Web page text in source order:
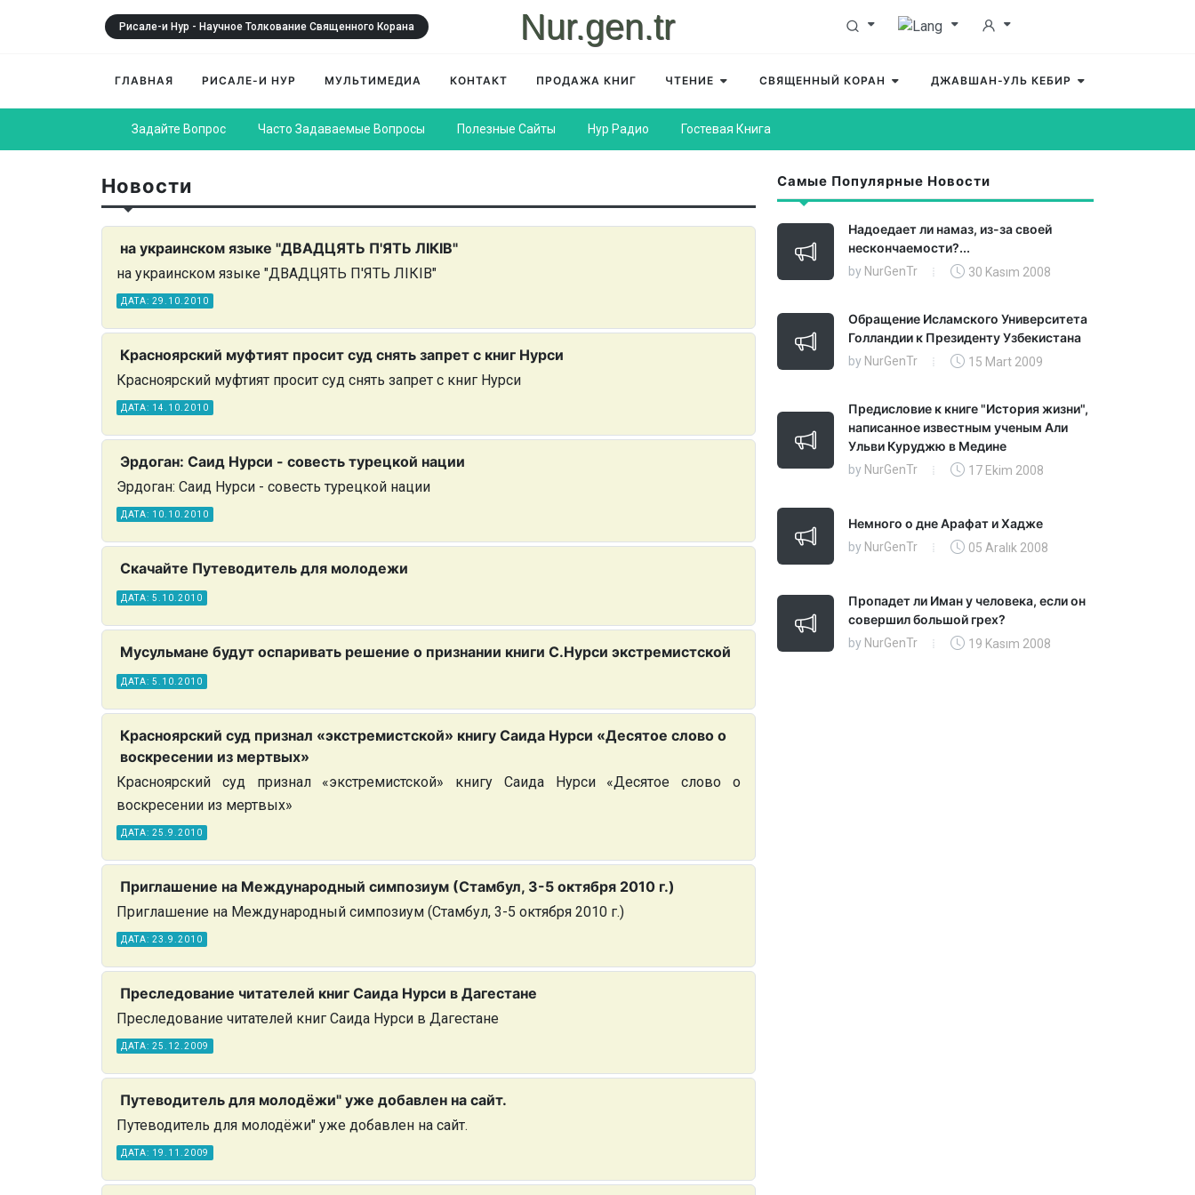
Nur.gen.tr
Рисале-и Нур - Научное Толкование Священного Корана
ГЛАВНАЯ РИСАЛЕ-И НУР МУЛЬТИМЕДИА КОНТАКТ ПРОДАЖА КНИГ ЧТЕНИЕ СВЯЩЕННЫЙ КОРАН ДЖАВШАН-УЛЬ КЕБИР
Задайте Вопрос Часто Задаваемые Вопросы Полезные Сайты Нур Радио Гостевая Книга
Новости
на украинском языке "ДВАДЦЯТЬ П'ЯТЬ ЛІКІВ"
на украинском языке "ДВАДЦЯТЬ П'ЯТЬ ЛІКІВ"
ДАТА: 29.10.2010
Красноярский муфтият просит суд снять запрет с книг Нурси
Красноярский муфтият просит суд снять запрет с книг Нурси
ДАТА: 14.10.2010
Эрдоган: Саид Нурси - совесть турецкой нации
Эрдоган: Саид Нурси - совесть турецкой нации
ДАТА: 10.10.2010
Скачайте Путеводитель для молодежи
ДАТА: 5.10.2010
Мусульмане будут оспаривать решение о признании книги С.Нурси экстремистской
ДАТА: 5.10.2010
Красноярский суд признал «экстремистской» книгу Саида Нурси «Десятое слово о
воскресении из мертвых»
Красноярский суд признал «экстремистской» книгу Саида Нурси «Десятое слово о
воскресении из мертвых»
ДАТА: 25.9.2010
Приглашение на Международный симпозиум (Стамбул, 3-5 октября 2010 г.)
Приглашение на Международный симпозиум (Стамбул, 3-5 октября 2010 г.)
ДАТА: 23.9.2010
Преследование читателей книг Саида Нурси в Дагестане
Преследование читателей книг Саида Нурси в Дагестане
ДАТА: 25.12.2009
Путеводитель для молодёжи" уже добавлен на сайт.
Путеводитель для молодёжи" уже добавлен на сайт.
ДАТА: 19.11.2009
Самые Популярные Новости
Надоедает ли намаз, из-за своей
нескончаемости?...
by NurGenTr 30 Kasım 2008
Обращение Исламского Университета
Голландии к Президенту Узбекистана
by NurGenTr 15 Mart 2009
Предисловие к книге "История жизни",
написанное известным ученым Али
Ульви Куруджю в Медине
by NurGenTr 17 Ekim 2008
Немного о дне Арафат и Хадже
by NurGenTr 05 Aralık 2008
Пропадет ли Иман у человека, если он
совершил большой грех?
by NurGenTr 19 Kasım 2008